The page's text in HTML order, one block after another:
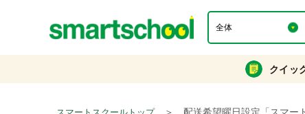
クイッ